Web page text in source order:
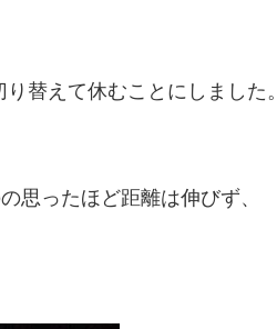
替えて休むことにしました。
思ったほど距離は伸びず、